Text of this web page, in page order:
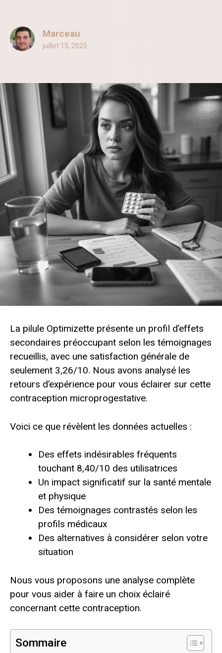
Marceau
juillet 15, 2025
La pilule Optimizette présente un profil d’effets
secondaires préoccupant selon les témoignages
recueillis, avec une satisfaction générale de
seulement 3,26/10. Nous avons analysé les
retours d’expérience pour vous éclairer sur cette
contraception microprogestative.
Voici ce que révèlent les données actuelles :
Des effets indésirables fréquents
touchant 8,40/10 des utilisatrices
Un impact significatif sur la santé mentale
et physique
Des témoignages contrastés selon les
profils médicaux
Des alternatives à considérer selon votre
situation
Nous vous proposons une analyse complète
pour vous aider à faire un choix éclairé
concernant cette contraception.
Sommaire